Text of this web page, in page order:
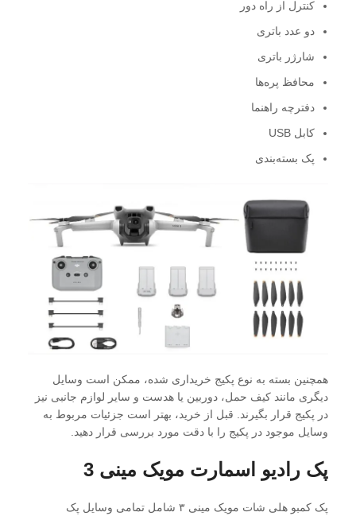
کنترل از راه دور
دو عدد باتری
شارژر باتری
محافظ پره‌ها
دفترچه راهنما
کابل USB
پک بسته‌بندی
همچنین بسته به نوع پکیج خریداری شده، ممکن است وسایل
دیگری مانند کیف حمل، دوربین یا هدست و سایر لوازم جانبی نیز
در پکیج قرار بگیرند. قبل از خرید، بهتر است جزئیات مربوط به
وسایل موجود در پکیج را با دقت مورد بررسی قرار دهید.
پک رادیو اسمارت مویک مینی 3
پک کمبو هلی شات مویک مینی ۳ شامل تمامی وسایل پک